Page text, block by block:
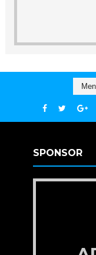
SPONSOR